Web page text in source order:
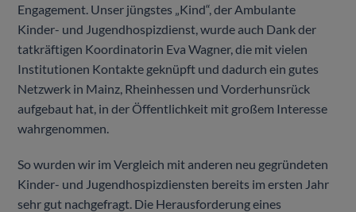
Engagement. Unser jüngstes „Kind“, der Ambulante
Kinder- und Jugendhospizdienst, wurde auch Dank der
tatkräftigen Koordinatorin Eva Wagner, die mit vielen
Institutionen Kontakte geknüpft und dadurch ein gutes
Netzwerk in Mainz, Rheinhessen und Vorderhunsrück
aufgebaut hat, in der Öffentlichkeit mit großem Interesse
wahrgenommen.
So wurden wir im Vergleich mit anderen neu gegründeten
Kinder- und Jugendhospizdiensten bereits im ersten Jahr
sehr gut nachgefragt. Die Herausforderung eines